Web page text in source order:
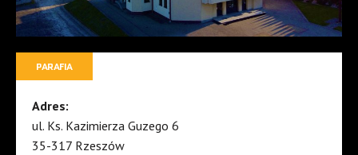
PARAFIA
Adres:
ul. Ks. Kazimierza Guzego 6
35-317 Rzeszów